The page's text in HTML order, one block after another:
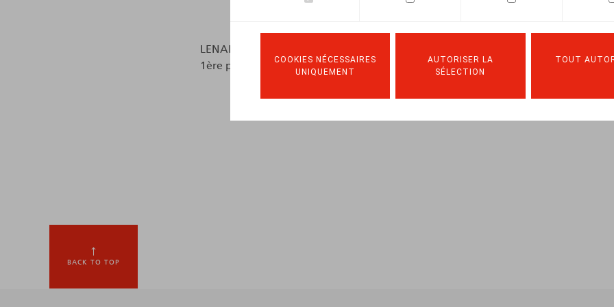
COOKIES NÉCESSAIRES
UNIQUEMENT
AUTORISER LA
SÉLECTION
TOUT
LENAERTS, H.-F. & WOUTERS, O., “Elections sociales 2020 - Chronique de
1ère partie: liv. 1460, 261-292, 2ème partie: liv. 1461, 293-324, 3ème partie: liv.
BACK TO TOP